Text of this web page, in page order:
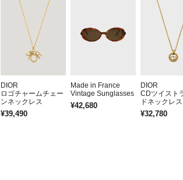
DIOR
ロゴチャームチェー
ンネックレス
¥39,490
Made in France
Vintage Sunglasses
¥42,680
DIOR
CDツイスト
ドネックレス
¥32,780